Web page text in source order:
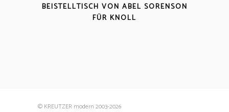
BEISTELLTISCH VON ABEL SORENSON
FÜR KNOLL
© KREUTZER modern 2003-2026